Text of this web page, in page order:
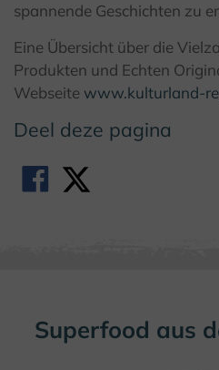
spannende Geschichten zu
Eine Übersicht über die
Produkten und Echten
Webseite www.kulturland-
Deel deze pagina
Superfood aus